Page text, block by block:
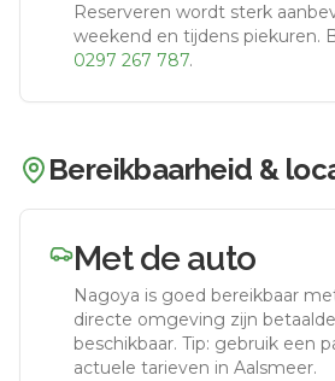
Reserveren wordt sterk
weekend en tijdens piekuren.
0297 267 787.
Bereikbaarheid &
Met de auto
Nagoya is goed bereikbaar
directe omgeving zijn
beschikbaar. Tip: gebruik een
actuele tarieven in Aalsmeer.